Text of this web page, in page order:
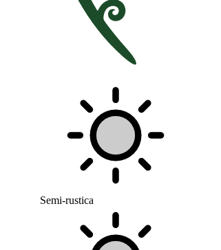
Semi-rustica